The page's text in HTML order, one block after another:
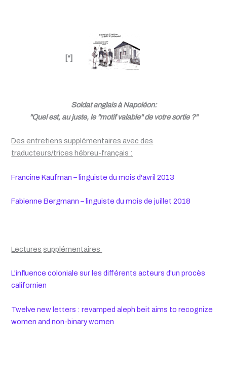
[*]
Soldat anglais à Napoléon:
"Quel est, au juste, le "motif valable" de votre sortie ?"
Des entretiens supplémentaires avec des
traducteurs/trices hébreu-français :
Francine Kaufman – linguiste du mois d'avril 2013
Fabienne Bergmann – linguiste du mois de juillet 2018
Lectures supplémentaires
L'influence coloniale sur les différents acteurs d'un procès
californien
Twelve new letters : revamped aleph beit aims to recognize
women and non-binary women